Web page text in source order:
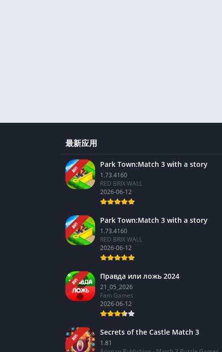
最新应用
新的
Park Town:Match 3 with a story
1.73.4160
RED BRIX WALL
2026-06-12
新的
Park Town:Match 3 with a story
1.73.4160
RED BRIX WALL
2026-06-12
新的
Правда или ложь 2024
21_05_2026
Fam Games
2026-06-12
新的
Secrets of the Castle Match 3
1.81